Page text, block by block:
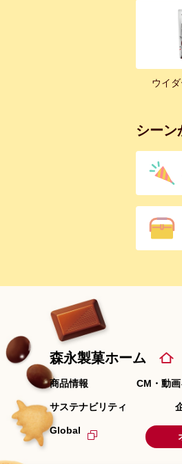
ウイ
シーン
森永製菓ホーム
商品情報 CM・動
サステナビリティ
Global